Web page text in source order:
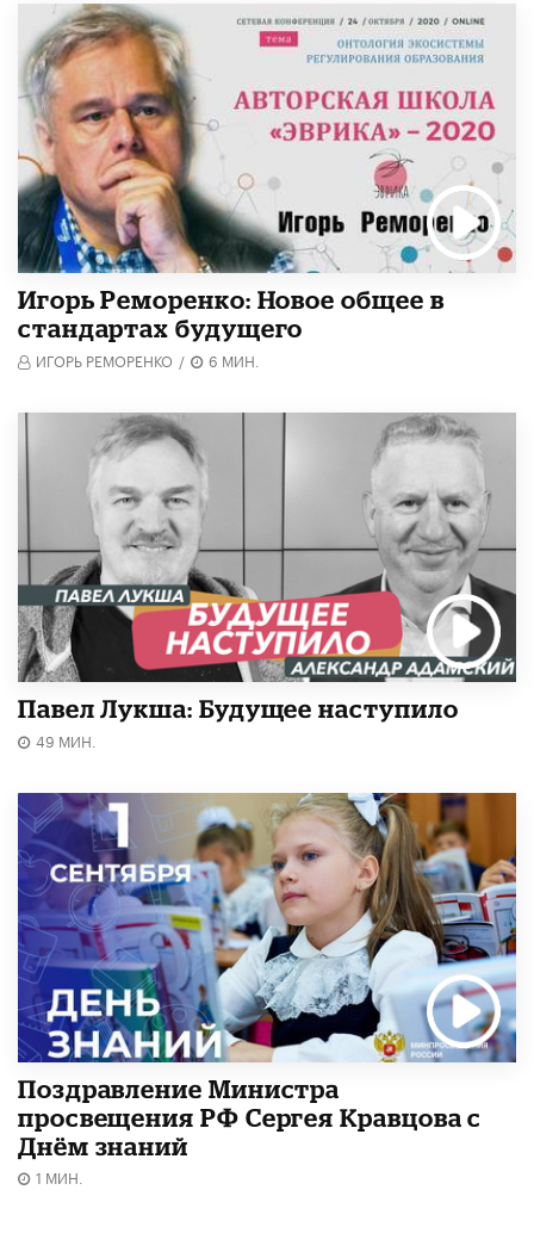
Игорь Реморенко: Новое общее в
стандартах будущего
ИГОРЬ РЕМОРЕНКО / 6 МИН.
Павел Лукша: Будущее наступило
49 МИН.
Поздравление Министра
просвещения РФ Сергея Кравцова с
Днём знаний
1 МИН.